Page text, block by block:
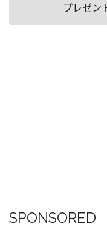
プレゼン
SPONSORED